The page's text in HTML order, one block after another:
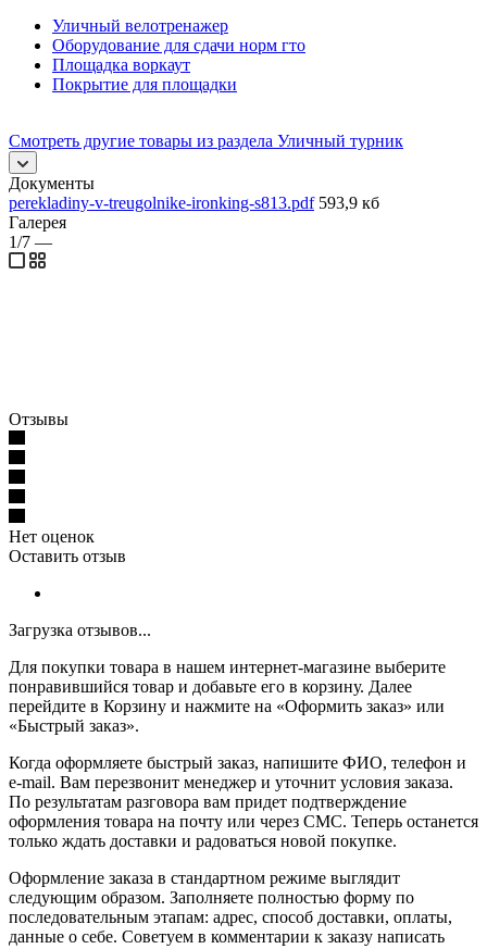
Уличный велотренажер
Оборудование для сдачи норм гто
Площадка воркаут
Покрытие для площадки
Смотреть другие товары из раздела Уличный турник
Документы
perekladiny-v-treugolnike-ironking-s813.pdf 593,9 кб
Галерея
1/7 —
Отзывы
Нет оценок
Оставить отзыв
Загрузка отзывов...
Для покупки товара в нашем интернет-магазине выберите
понравившийся товар и добавьте его в корзину. Далее
перейдите в Корзину и нажмите на «Оформить заказ» или
«Быстрый заказ».
Когда оформляете быстрый заказ, напишите ФИО, телефон и
e-mail. Вам перезвонит менеджер и уточнит условия заказа.
По результатам разговора вам придет подтверждение
оформления товара на почту или через СМС. Теперь останется
только ждать доставки и радоваться новой покупке.
Оформление заказа в стандартном режиме выглядит
следующим образом. Заполняете полностью форму по
последовательным этапам: адрес, способ доставки, оплаты,
данные о себе. Советуем в комментарии к заказу написать